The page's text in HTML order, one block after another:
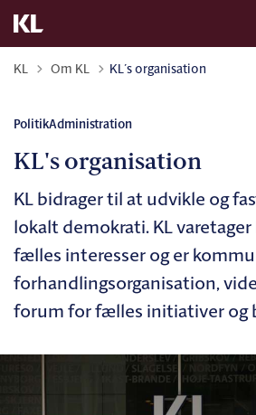
KL Tilbage til
Om KL KL´s organisation
PolitikAdministration
KL's organisation
KL bidrager til at udvikle og
lokalt demokrati. KL
fælles interesser og er
forhandlingsorganisation,
forum for fælles initiativer og